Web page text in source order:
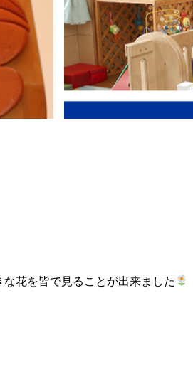
花を皆で見ることが出来ました